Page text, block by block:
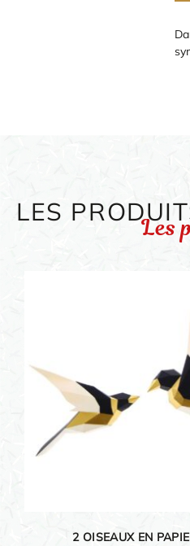
LES
Les
2 OISEAUX EN
ORIGAMI 3D
DÉCORATIONS
PAPETERIE